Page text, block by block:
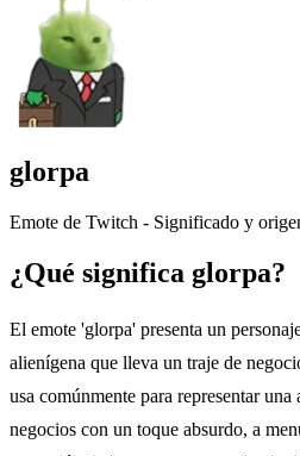
glorpa
Emote de Twitch - Significado y
¿Qué significa glorpa?
El emote 'glorpa' presenta un
alienígena que lleva un traje de
usa comúnmente para representar
negocios con un toque absurdo, a